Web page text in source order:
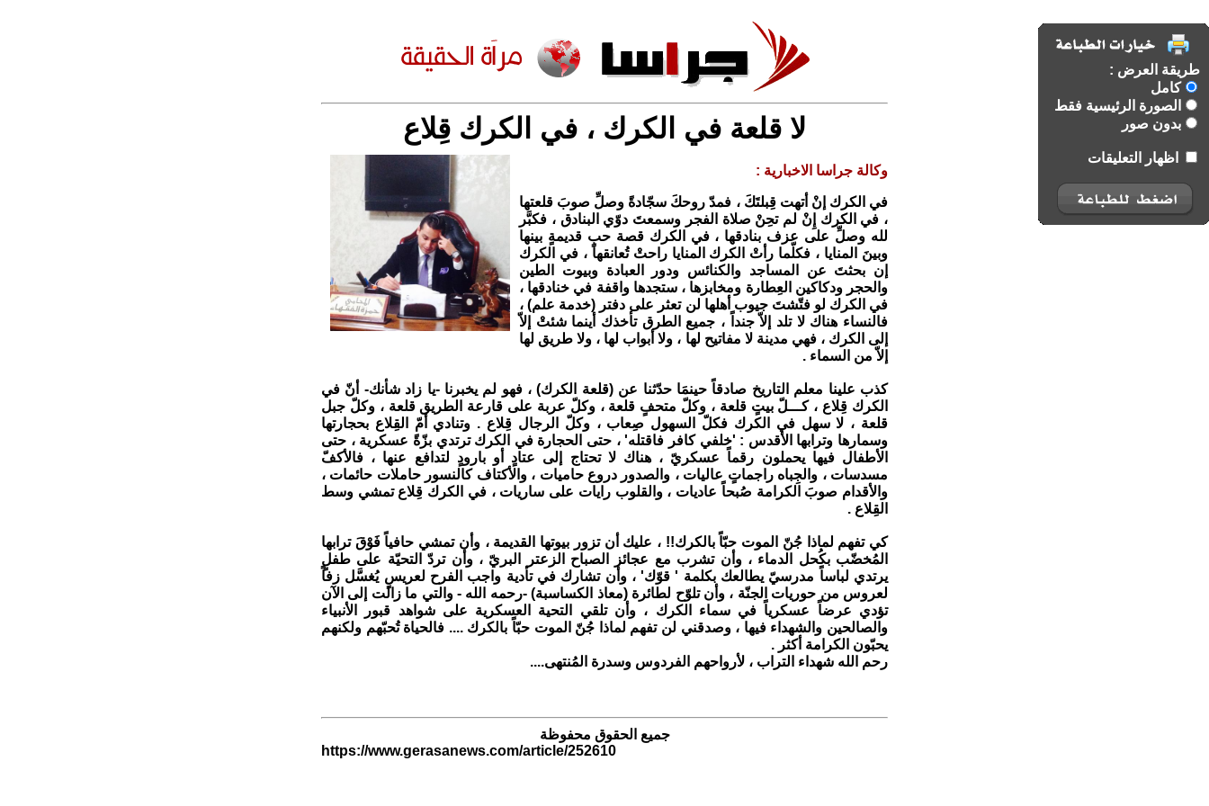
طريقة العرض :
كامل
الصورة الرئيسية فقط
بدون صور
اظهار التعليقات
لا قلعة في الكرك ، في الكرك قِلاع
وكالة جراسا الاخبارية :
في الكرك إنْ أتهت قِبلتَكَ ، فمدّ روحكَ سجّادةً وصلِّ صوبَ قلعتها
، في الكرك إِنْ لم تحِنْ صلاة الفجر وسمعتَ دوّي البنادق ، فكبَّر
لله وصلِّ على عزف بنادقها ، في الكرك قصة حبٍ قديمةٍ بينها
وبينَ المنايا ، فكلّما رأتْ الكرك المنايا راحتْ تُعانقها ، في الكرك
إن بحثتَ عن المساجد والكنائس ودور العبادة وبيوت الطين
والحجر ودكاكين العِطارة ومخابزها ، ستجدها واقفة في خنادقها ،
في الكرك لو فتّشتَ جيوب أهلها لن تعثر على دفتر (خدمة علم) ،
فالنساء هناك لا تلد إلاّ جنداً ، جميع الطرق تأخذك أينما شئتْ إلاّ
إلى الكرك ، فهي مدينة لا مفاتيح لها ، ولا أبواب لها ، ولا طريق لها
إلاّ من السماء .
كذب علينا معلم التاريخ صادقاً حينمَا حدّثنا عن (قلعة الكرك) ، فهو لم يخبرنا -يا زاد شأنك- أنّ في
الكرك قِلاع ، كـــلّ بيتٍ قلعة ، وكلّ متحفٍ قلعة ، وكلّ عربة على قارعة الطريق قلعة ، وكلّ جبل
قلعة ، لا سهل في الكرك فكلّ السهول صِعاب ، وكلّ الرجال قِلاع . وتنادي أمّ القِلاع بحجارتها
وسمارها وترابها الأقدس : 'خلفي كافر فاقتله' ، حتى الحجارة في الكرك ترتدي بزّةً عسكرية ، حتى
الأطفال فيها يحملون رقماً عسكريّ ، هناك لا تحتاج إلى عتادٍ أو بارودٍ لتدافع عنها ، فالأكفّ
مسدسات ، والجِباه راجماتٍ عاليات ، والصدور دروع حاميات ، والأكتاف كالنسور حاملات حائمات ،
والأقدام صوبَ الكرامة صُبحاً عاديات ، والقلوب رايات على ساريات ، في الكرك قِلاع تمشي وسط
القِلاع .
كي تفهم لماذا جُنّ الموت حبّاً بالكرك!! ، عليك أن تزور بيوتها القديمة ، وأن تمشي حافياً فَوْقَ ترابها
المُخضّب بكُحل الدماء ، وأن تشرب مع عجائز الصباح الزعتر البريّ ، وأن تردّ التحيّة على طفلٍ
يرتدي لباساً مدرسيّ يطالعك بكلمة ' قوّك' ، وأن تشارك في تأدية واجب الفرح لعريسٍ يُغسَّل زفاً
لعروس من حوريات الجنّة ، وأن تلوّح لطائرة (معاذ الكساسبة) -رحمه الله - والتي ما زالت إلى الآن
تؤدي عرضاً عسكرياً في سماء الكرك ، وأن تلقي التحية العسكرية على شواهد قبور الأنبياء
والصالحين والشهداء فيها ، وصدقني لن تفهم لماذا جُنّ الموت حبّاً بالكرك .... فالحياة تُحبّهم ولكنهم
يحبّون الكرامة أكثر .
رحم الله شهداء التراب ، لأرواحهم الفردوس وسدرة المُنتهى....
جميع الحقوق محفوظة
https://www.gerasanews.com/article/252610